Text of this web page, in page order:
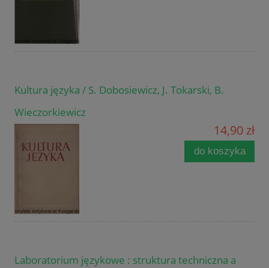
Kultura języka / S. Dobosiewicz, J. Tokarski, B.
Wieczorkiewicz
14,90 zł
do koszyka
Laboratorium językowe : struktura techniczna a